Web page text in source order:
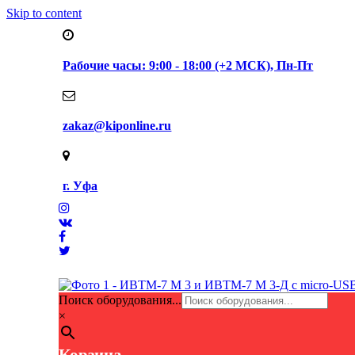
Skip to content
Рабочие часы: 9:00 - 18:00 (+2 МСК), Пн-Пт
zakaz@kiponline.ru
г. Уфа
Поиск оборудования...
×